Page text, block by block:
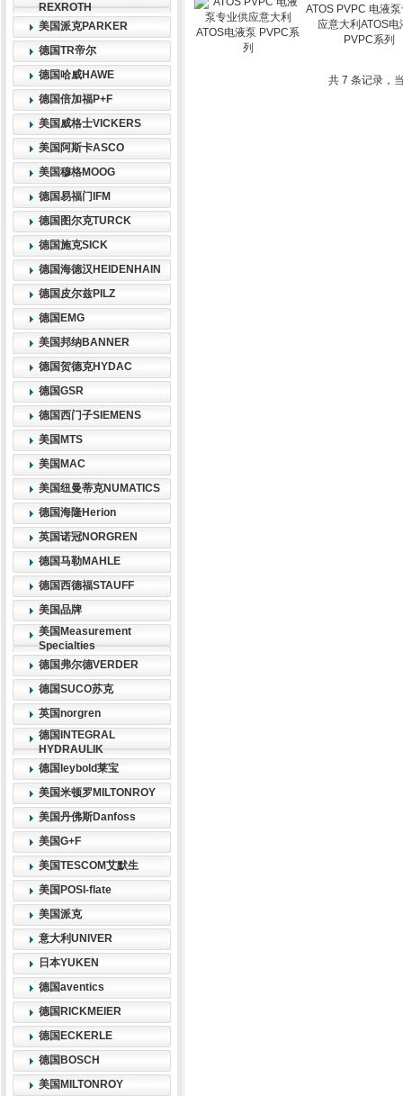
REXROTH
美国派克PARKER
德国TR帝尔
德国哈威HAWE
德国倍加福P+F
美国威格士VICKERS
美国阿斯卡ASCO
美国穆格MOOG
德国易福门IFM
德国图尔克TURCK
德国施克SICK
德国海德汉HEIDENHAIN
德国皮尔兹PILZ
德国EMG
美国邦纳BANNER
德国贺德克HYDAC
德国GSR
德国西门子SIEMENS
美国MTS
美国MAC
美国纽曼蒂克NUMATICS
德国海隆Herion
英国诺冠NORGREN
德国马勒MAHLE
德国西德福STAUFF
美国品牌
美国Measurement
Specialties
德国弗尔德VERDER
德国SUCO苏克
英国norgren
德国INTEGRAL
HYDRAULIK
德国leybold莱宝
美国米顿罗MILTONROY
美国丹佛斯Danfoss
美国G+F
美国TESCOM艾默生
美国POSI-flate
美国派克
意大利UNIVER
日本YUKEN
德国aventics
德国RICKMEIER
德国ECKERLE
德国BOSCH
美国MILTONROY
ATOS PVPC 电液
应意大利ATOS电
PVPC系列
共 7 条记录，